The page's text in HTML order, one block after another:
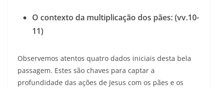
O contexto da multiplicação dos pães: (vv.10-
11)
Observemos atentos quatro dados iniciais desta bela
passagem. Estes são chaves para captar a
profundidade das ações de Jesus com os pães e os